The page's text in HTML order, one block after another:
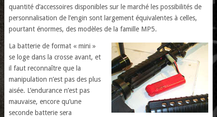
quantité d’accessoires disponibles sur le marché les possibilités de
personnalisation de l’engin sont largement équivalentes à celles,
pourtant énormes, des modèles de la famille MP5.
La batterie de format « mini »
se loge dans la crosse avant, et
il faut reconnaître que la
manipulation n’est pas des plus
aisée. L’endurance n’est pas
mauvaise, encore qu’une
seconde batterie sera